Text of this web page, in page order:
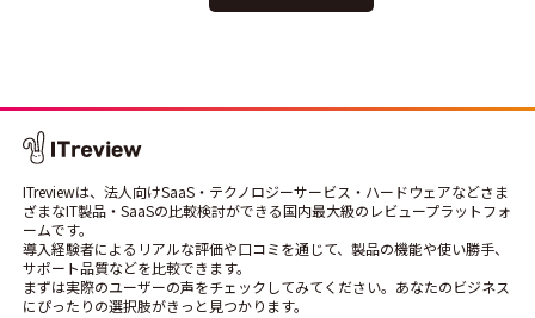
ITreviewは、法人向けSaaS・テクノロジーサービス・ハードウェアなどさま
ざまなIT製品・SaaSの比較検討ができる国内最大級のレビュープラットフォ
ームです。
導入経験者によるリアルな評価や口コミを通じて、製品の機能や使い勝手、
サポート品質などを比較できます。
まずは実際のユーザーの声をチェックしてみてください。あなたのビジネス
にぴったりの選択肢がきっと見つかります。